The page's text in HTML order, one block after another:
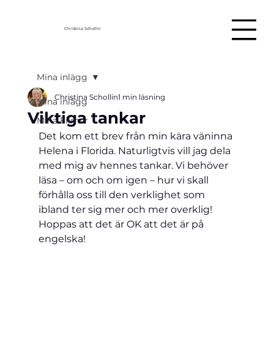
Christina Schollin
Mina inlägg
Mina Filmer
Mina inlägg
Viktiga tankar
Christina Schollin1 min läsning
Det kom ett brev från min kära väninna
Helena i Florida. Naturligtvis vill jag dela
med mig av hennes tankar. Vi behöver
läsa – om och om igen – hur vi skall
förhålla oss till den verklighet som
ibland ter sig mer och mer overklig!
Hoppas att det är OK att det är på
engelska!